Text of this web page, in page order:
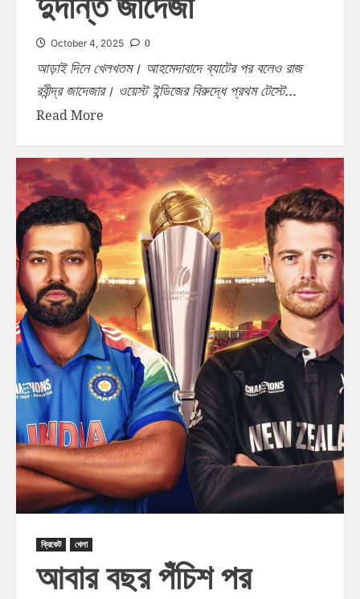
October 4, 2025 0
আড়াই দিনে খেলখতম। আহমেদাবাদে ব্যাটের পর বলেও রাজ
রবীন্দ্র জাদেজার। ওয়েস্ট ইন্ডিজের বিরুদ্ধে প্রথম টেস্টে...
Read More
ক্রিকেট খেলা
আবার বছর পঁচিশ পর